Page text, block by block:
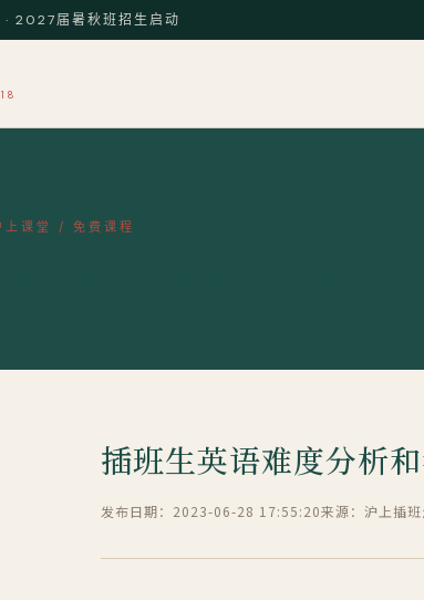
2027届暑秋班招生启动
上课堂 / 免费课程
插班生英语难度分析
发布日期：2023-06-28 17:55:20来源：沪上插